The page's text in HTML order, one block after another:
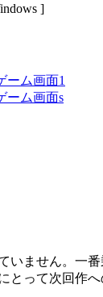
]
いません。一
とって次回作へ